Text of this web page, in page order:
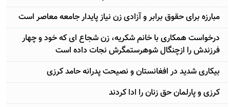
مبارزه برای حقوق برابر و آزادی زن نیاز پایدار جامعه معاصر است
درخواست همکاری با خانم شکریه، زن شجاع ای که خود و چهار
فرزندش را ازچنگال شوهرستمگرش نجات داده است
بیکاری شدید در افغانستان و نصیحت پدرانه حامد کرزی
کرزی و پارلمان حق زنان را ادا کردند